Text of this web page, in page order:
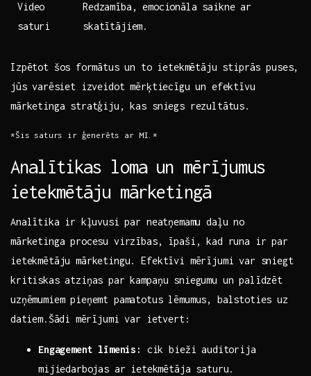
Video
saturi
Redzamība, emocionāla saikne ar
‍skatītājiem.
Izpētot šos ⁤formātus ⁢un to ietekmētāju‌ stiprās puses,
⁤jūs varēsiet izveidot ​mērķtiecīgu un efektīvu
mārketinga stratģiju,‌ kas sniegs‍ rezultātus.
*Šis saturs ir ģenerēts ar MI.*
Analītikas loma⁢ un mērījumus
ietekmētāju mārketingā
Analītika ⁢ir kļuvusi par neatņemamu daļu no
mārketinga procesu virzības, īpaši, kad runa ir par
ietekmētāju ​mārketingu. Efektīvi‍ mērījumi var sniegt
kritiskas atziņas ‌par kampaņu sniegumu un palīdzēt
uzņēmumiem pieņemt pamatotus lēmumus, ​balstoties uz
⁣datiem.Šādi⁣ mērījumi var ietvert:
Engagement līmenis:
cik bieži auditorija
mijiedarbojas ar​ ietekmētāja saturu.